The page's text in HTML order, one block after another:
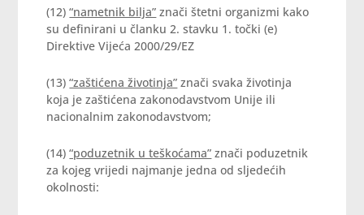
(12)“nametnik bilja” znači štetni organizmi kako
su definirani u članku 2. stavku 1. točki (e)
Direktive Vijeća 2000/29/EZ
(13)“zaštićena životinja” znači svaka životinja
koja je zaštićena zakonodavstvom Unije ili
nacionalnim zakonodavstvom;
(14)“poduzetnik u teškoćama” znači poduzetnik
za kojeg vrijedi najmanje jedna od sljedećih
okolnosti: